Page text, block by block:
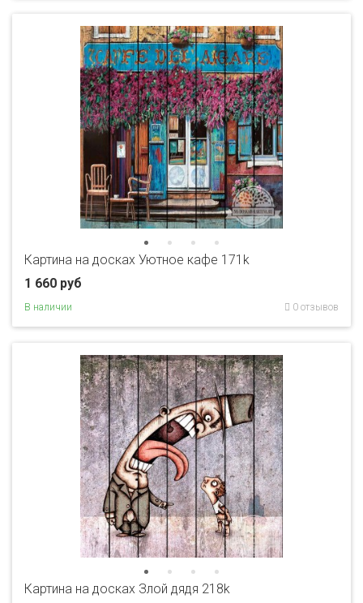
Картина на досках Уютное кафе 171k
1 660 руб
В наличии 0 отзывов
Картина на досках Злой дядя 218k